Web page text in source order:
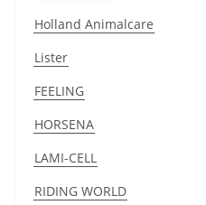
Holland Animalcare
Lister
FEELING
HORSENA
LAMI-CELL
RIDING WORLD